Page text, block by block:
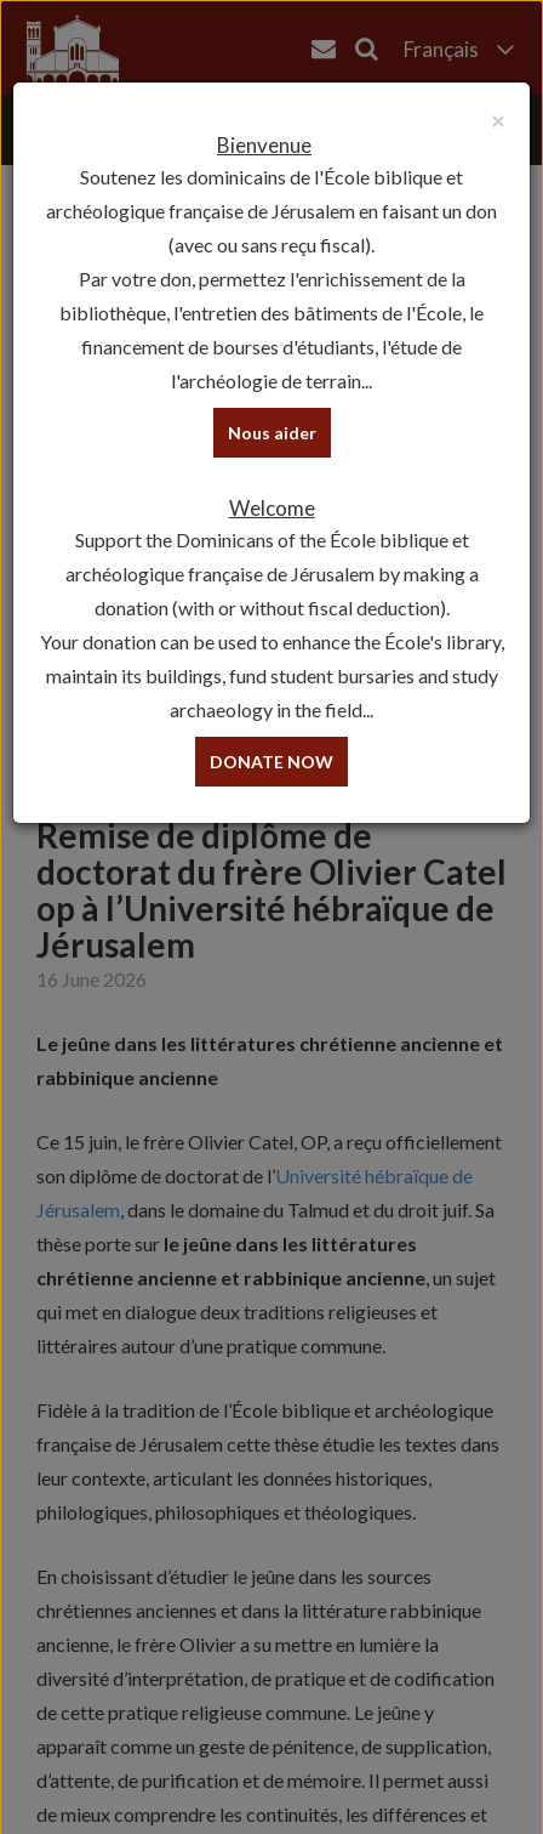
Français
עברית
Remise de diplôme de
doctorat du frère Olivier Catel
op à l’Université hébraïque de
Jérusalem
16 June 2026
Le jeûne dans les littératures chrétienne ancienne et
rabbinique ancienne
Ce 15 juin, le frère Olivier Catel, OP, a reçu officiellement
son diplôme de doctorat de l’Université hébraïque de
Jérusalem, dans le domaine du Talmud et du droit juif. Sa
thèse porte sur le jeûne dans les littératures
chrétienne ancienne et rabbinique ancienne, un sujet
qui met en dialogue deux traditions religieuses et
littéraires autour d’une pratique commune.
Fidèle à la tradition de l’École biblique et archéologique
française de Jérusalem cette thèse étudie les textes dans
leur contexte, articulant les données historiques,
philologiques, philosophiques et théologiques.
En choisissant d’étudier le jeûne dans les sources
chrétiennes anciennes et dans la littérature rabbinique
ancienne, le frère Olivier a su mettre en lumière la
diversité d’interprétation, de pratique et de codification
de cette pratique religieuse commune. Le jeûne y
apparaît comme un geste de pénitence, de supplication,
d’attente, de purification et de mémoire. Il permet aussi
de mieux comprendre les continuités, les différences et
×
Bienvenue
Soutenez les dominicains de l'École biblique et
archéologique française de Jérusalem en faisant un don
(avec ou sans reçu fiscal).
Par votre don, permettez l'enrichissement de la
bibliothèque, l'entretien des bâtiments de l'École, le
financement de bourses d'étudiants, l'étude de
l'archéologie de terrain...
Nous aider
Welcome
Support the Dominicans of the École biblique et
archéologique française de Jérusalem by making a
donation (with or without fiscal deduction).
Your donation can be used to enhance the École's library,
maintain its buildings, fund student bursaries and study
archaeology in the field...
DONATE NOW